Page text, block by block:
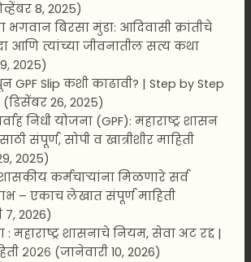
8, 2025)
भगवान बिरसा मुंडा: आदिवासी क्रांतीचे
आणि त्यांच्या जीवनातील सत्य कथा
2025)
GPF Slip कशी काढावी? | Step by Step
(डिसेंबर 26, 2025)
निधी योजना (GPF): महाराष्ट्र शासन
संपूर्ण, सोपी व खात्रीशीर माहिती
2025)
शासकीय कर्मचाऱ्यांना मिळणारे सर्व
– एकाच लेखात संपूर्ण माहिती
7, 2026)
: महाराष्ट्र शासनाचे नियम, सेवा अट रद्द |
२०२६ (जानेवारी 10, 2026)